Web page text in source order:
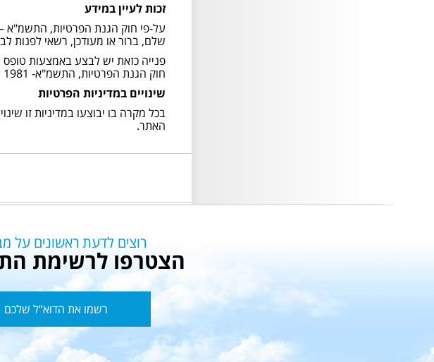
באתר של ימית
זכות לעיין במידע
שלם, ברור או מעודכן, רשאי לפנות
פנייה כזאת יש לבצע באמצעות
חוק הגנת הפרטיות, התשמ"א- 1981 לדרוש בכתב שהמידע המתייחס אליך יימחק ממאגר המידע.
שינויים במדיניות הפרטיות
בכל מקרה בו יבוצעו במדיניות זו
האתר.
רוצים לדעת ראשונים על
הצטרפו לרשימת
רשמו
שלכם